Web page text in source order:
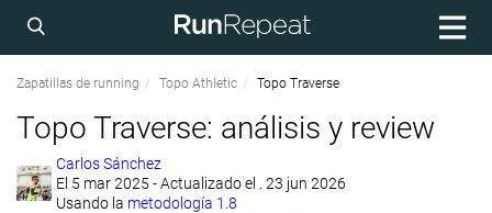
Zapatillas de running Topo Athletic Topo Traverse
Topo Traverse: análisis y review
Carlos Sánchez
El 5 mar 2025 - Actualizado el . 23 jun 2026
Usando la metodología 1.8